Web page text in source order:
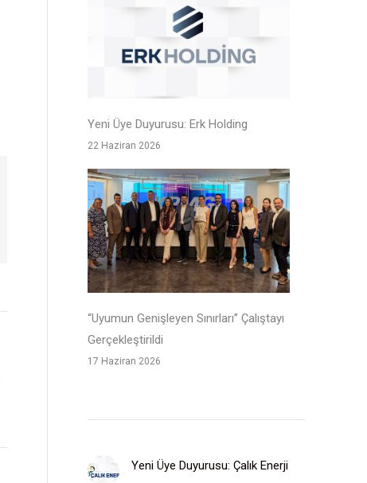
Yeni Üye Duyurusu: Erk Holding
22 Haziran 2026
“Uyumun Genişleyen Sınırları” Çalıştayı
Gerçekleştirildi
17 Haziran 2026
Yeni Üye Duyurusu: Çalık Enerji